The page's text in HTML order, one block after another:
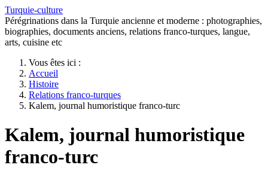
Turquie-culture
Pérégrinations dans la Turquie ancienne et moderne : photographies,
biographies, documents anciens, relations franco-turques, langue,
arts, cuisine etc
Vous êtes ici :
Accueil
Histoire
Relations franco-turques
Kalem, journal humoristique franco-turc
Kalem, journal humoristique
franco-turc